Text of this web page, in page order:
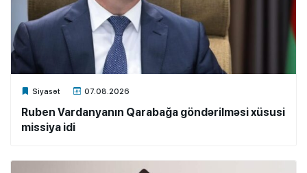
Siyasət 07.08.2026
Xalq.Online
Ruben Vardanyanın Qarabağa göndərilməsi xüsusi
missiya idi